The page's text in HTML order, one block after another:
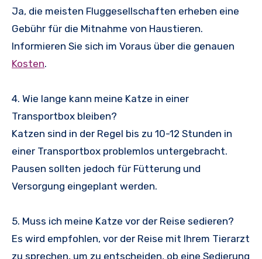
Ja, die meisten Fluggesellschaften erheben eine
Gebühr für die Mitnahme von Haustieren.
Informieren Sie sich im Voraus über die genauen
Kosten.
4. Wie lange kann meine Katze in einer
Transportbox bleiben?
Katzen sind in der Regel bis zu 10-12 Stunden in
einer Transportbox problemlos untergebracht.
Pausen sollten jedoch für Fütterung und
Versorgung eingeplant werden.
5. Muss ich meine Katze vor der Reise sedieren?
Es wird empfohlen, vor der Reise mit Ihrem Tierarzt
zu sprechen, um zu entscheiden, ob eine Sedierung